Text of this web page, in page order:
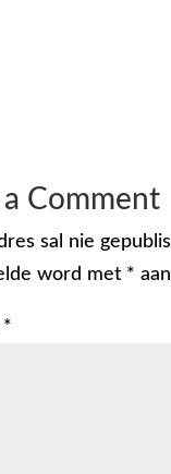
Comment
sal nie
word met *
*